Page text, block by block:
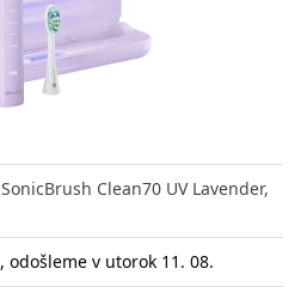
Clean70 UV Lavender,
, odošleme v utorok 11. 08.